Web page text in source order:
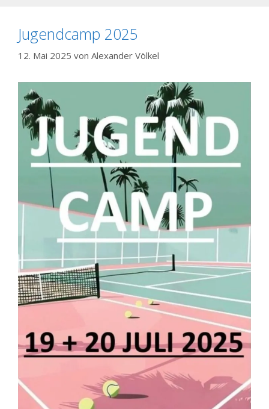
Jugendcamp 2025
12. Mai 2025 von Alexander Völkel